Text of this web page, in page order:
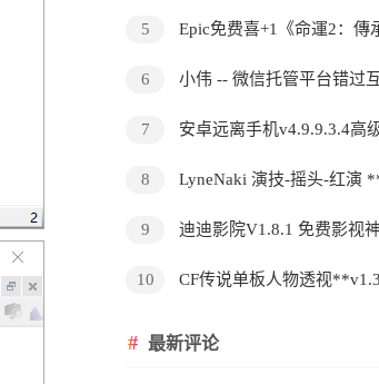
5 Epic免费喜+1《命運2：傳
6
小伟 -- 微信托管平台错过
7
安卓远离手机v4.9.9.3.4高
8 LyneNaki 演技-摇头-红演
9 迪迪影院V1.8.1 免费影视
10 CF传说单板人物透视**v1.3
最新评论